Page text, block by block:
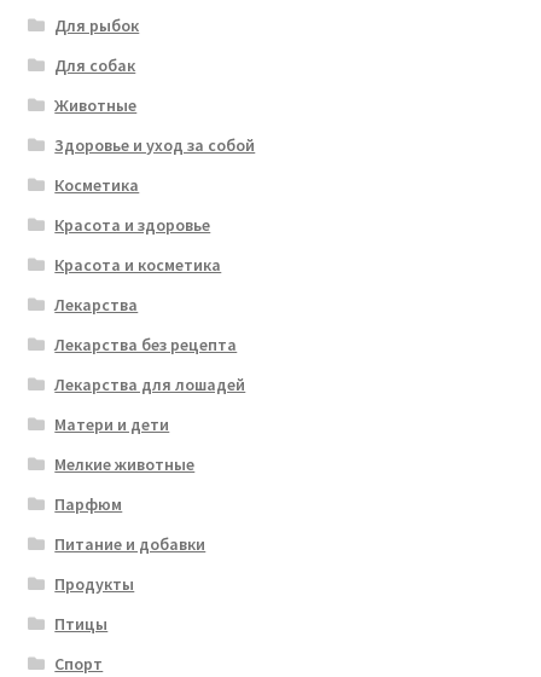
Для рыбок
Для собак
Животные
Здоровье и уход за собой
Косметика
Красота и здоровье
Красота и косметика
Лекарства
Лекарства без рецепта
Лекарства для лошадей
Матери и дети
Мелкие животные
Парфюм
Питание и добавки
Продукты
Птицы
Спорт